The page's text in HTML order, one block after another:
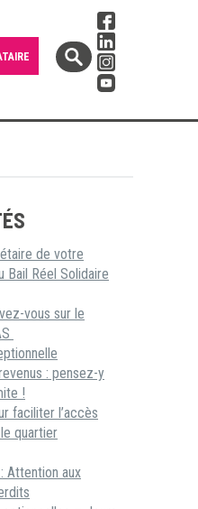
de votre
Bail Réel Solidaire
vous sur le
: pensez-y
!
faciliter l’accès
quartier
Attention aux